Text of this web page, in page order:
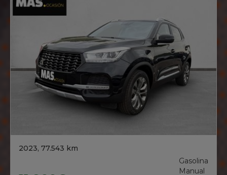
2023, 77.543 km
Gasolina
Manual